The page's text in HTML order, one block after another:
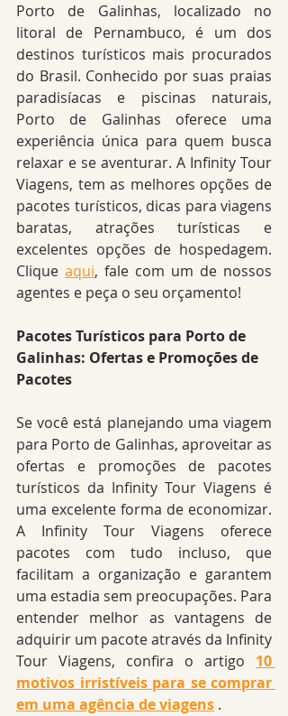
Porto de Galinhas, localizado no
litoral de Pernambuco, é um dos
destinos turísticos mais procurados
do Brasil. Conhecido por suas praias
paradisíacas e piscinas naturais,
Porto de Galinhas oferece uma
experiência única para quem busca
relaxar e se aventurar. A Infinity Tour
Viagens, tem as melhores opções de
pacotes turísticos, dicas para viagens
baratas, atrações turísticas e
excelentes opções de hospedagem.
Clique aqui, fale com um de nossos
agentes e peça o seu orçamento!
Pacotes Turísticos para Porto de
Galinhas: Ofertas e Promoções de
Pacotes
Se você está planejando uma viagem
para Porto de Galinhas, aproveitar as
ofertas e promoções de pacotes
turísticos da Infinity Tour Viagens é
uma excelente forma de economizar.
A Infinity Tour Viagens oferece
pacotes com tudo incluso, que
facilitam a organização e garantem
uma estadia sem preocupações. Para
entender melhor as vantagens de
adquirir um pacote através da Infinity
Tour Viagens, confira o artigo 10
motivos irristíveis para se comprar
em uma agência de viagens .